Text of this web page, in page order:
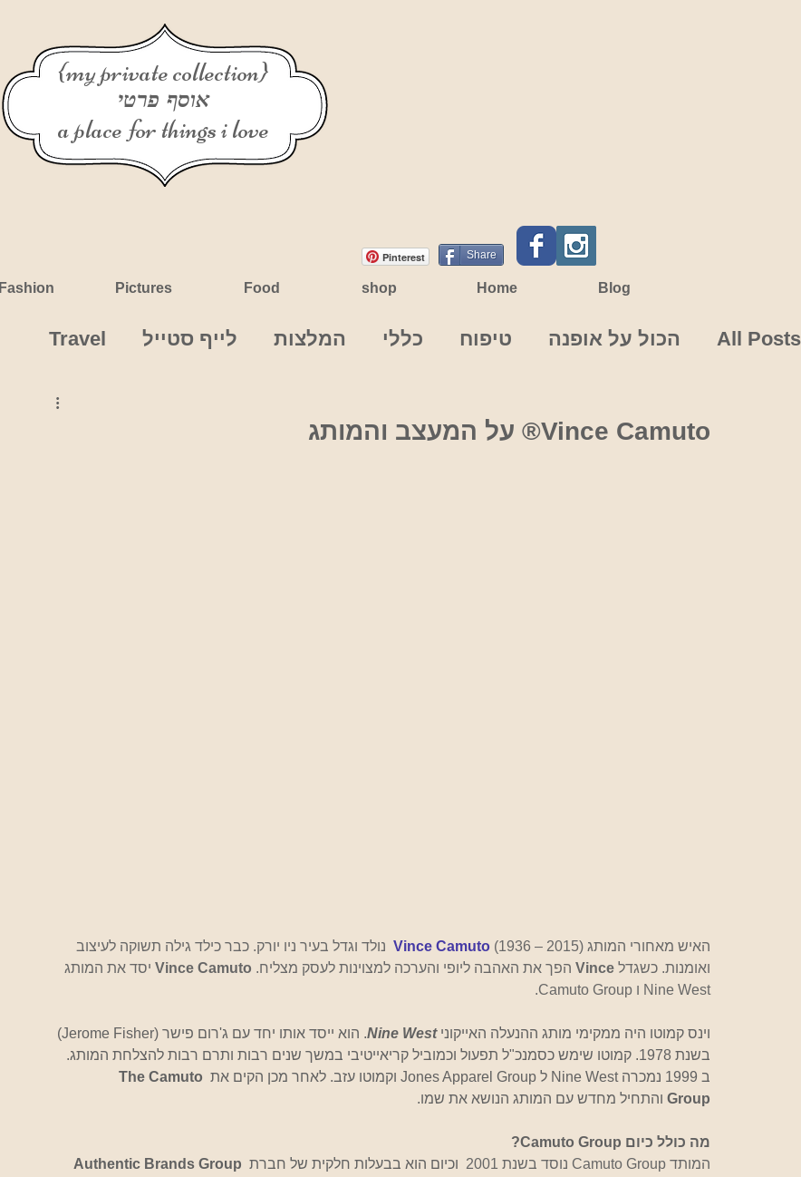
Fashion Pictures Food shop Home Blog
All Posts הכול על אופנה טיפוח כללי המלצות לייף סטייל Travel
Vince Camuto® על המעצב והמותג
האיש מאחורי המותג (2015 – 1936)
Vince Camuto נולד וגדל בעיר ניו יורק. כבר כילד גילה תשוקה לעיצוב
ואומנות. כשגדל Vince הפך את האהבה ליופי והערכה למצוינות לעסק מצליח. Vince Camuto יסד את המותג
Nine West ו Camuto Group.
וינס קמוטו היה ממקימי מותג ההנעלה האייקוני Nine West
. הוא ייסד אותו יחד עם ג'רום פישר (Jerome Fisher)
בשנת 1978. קמוטו שימש כסמנכ"ל תפעול וכמוביל קריאייטיבי במשך שנים רבות ותרם רבות להצלחת המותג.
ב 1999 נמכרה Nine West ל Jones Apparel Group וקמוטו עזב. לאחר מכן הקים את
The Camuto
Group והתחיל מחדש עם המותג הנושא את שמו.
מה כולל כיום Camuto Group?
המותד Camuto Group נוסד בשנת 2001 וכיום הוא בבעלות חלקית של חברת Authentic Brands Group
{my private collection}
אוסף פרטי
a place for things i love
Pinterest Share